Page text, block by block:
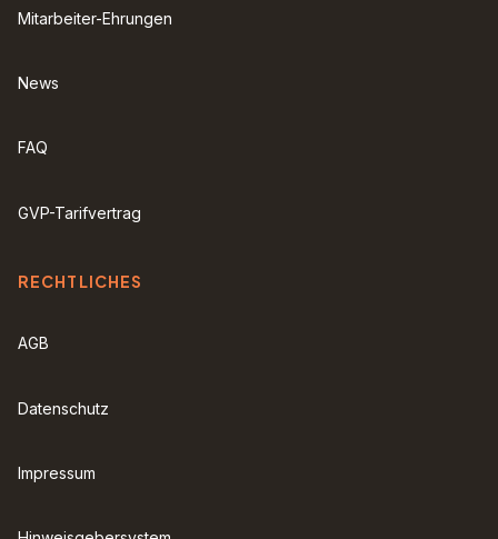
Mitarbeiter-Ehrungen
News
FAQ
GVP-Tarifvertrag
RECHTLICHES
AGB
Datenschutz
Impressum